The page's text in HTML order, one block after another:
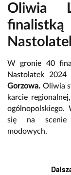
Oliwia
W gronie 40
Nastolatek 2024
Gorzowa. Oliwia
karcie
ogólnopolskiego.
się na scenie
modowych.